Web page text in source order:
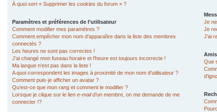
À quoi sert « Supprimer les cookies du forum » ?
Paramètres et préférences de l’utilisateur
Comment modifier mes paramètres ?
Comment empêcher mon nom d’apparaître dans la liste des membres
connectés ?
Les heures ne sont pas correctes !
J’ai changé mon fuseau horaire et l’heure est toujours incorrecte !
Ma langue n’est pas dans la liste !
A quoi correspondent les images à proximité de mon nom d’utilisateur ?
Comment puis-je afficher un avatar ?
Qu’est-ce que mon rang et comment le modifier ?
Lorsque je clique sur le lien e-maild’un membre, on me demande de me
connecter !?
Je
Je
J’ai
Que